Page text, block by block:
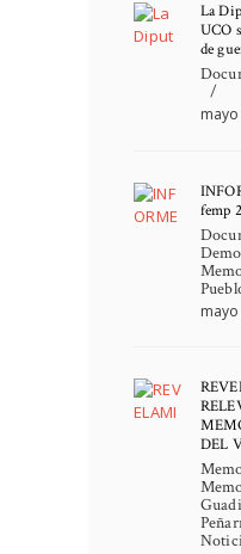
La
UCO
de
femp
DEL